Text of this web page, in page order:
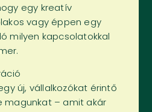
egy kreatív
vagy éppen egy
milyen kapcsolatokkal
új, vállalkozókat érintő
magunkat – amit akár